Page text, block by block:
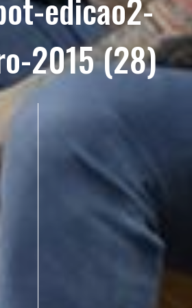
edicao2-
2015 (28)